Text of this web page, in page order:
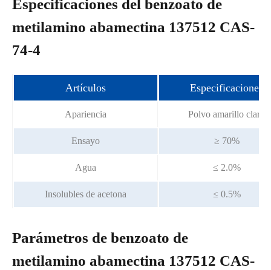
Especificaciones del benzoato de
metilamino abamectina 137512 CAS-
74-4
Artículos Especificaciones
Apariencia Polvo amarillo claro
Ensayo ≥ 70%
Agua ≤ 2.0%
Insolubles de acetona ≤ 0.5%
Parámetros de benzoato de
metilamino abamectina 137512 CAS-